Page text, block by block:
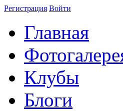
Регистрация Войти
Главная
Клубы
Блоги